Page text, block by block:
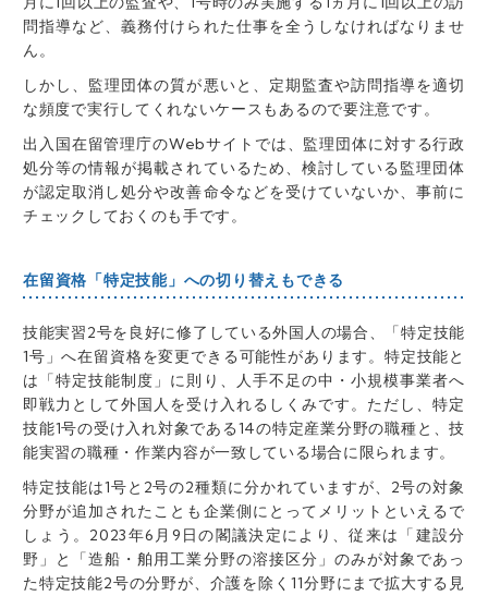
問指導など、義務付けられた仕事を全うしなければなりませ
ん。
しかし、監理団体の質が悪いと、定期監査や訪問指導を適切
な頻度で実行してくれないケースもあるので要注意です。
出入国在留管理庁のWebサイトでは、監理団体に対する行政
処分等の情報が掲載されているため、検討している監理団体
が認定取消し処分や改善命令などを受けていないか、事前に
チェックしておくのも手です。
在留資格「特定技能」への切り替えもできる
技能実習2号を良好に修了している外国人の場合、「特定技能
1号」へ在留資格を変更できる可能性があります。特定技能と
は「特定技能制度」に則り、人手不足の中・小規模事業者へ
即戦力として外国人を受け入れるしくみです。ただし、特定
技能1号の受け入れ対象である14の特定産業分野の職種と、技
能実習の職種・作業内容が一致している場合に限られます。
特定技能は1号と2号の2種類に分かれていますが、2号の対象
分野が追加されたことも企業側にとってメリットといえるで
しょう。2023年6月9日の閣議決定により、従来は「建設分
野」と「造船・舶用工業分野の溶接区分」のみが対象であっ
た特定技能2号の分野が、介護を除く11分野にまで拡大する見